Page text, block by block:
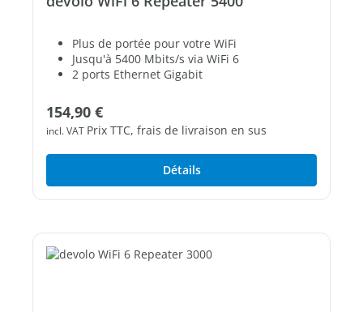
Plus de portée pour votre WiFi
Jusqu'à 5400 Mbits/s via WiFi 6
2 ports Ethernet Gigabit
Prix régulier :
154,90 €
incl. VAT Prix TTC, frais de livraison en sus
Détails